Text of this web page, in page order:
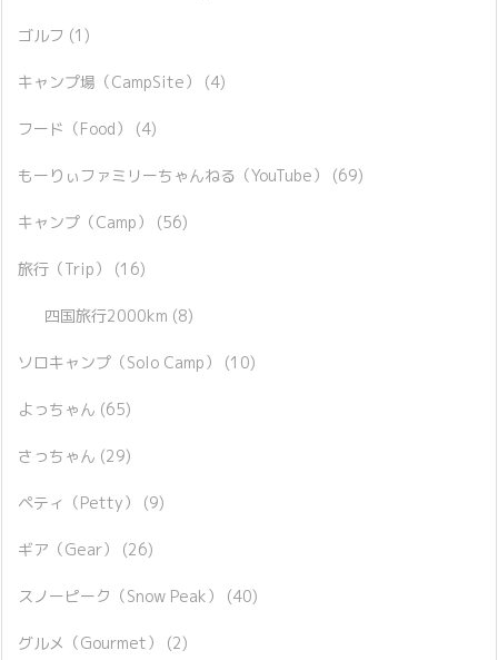
ゴルフ (1)
キャンプ場（CampSite） (4)
フード（Food） (4)
もーりぃファミリーちゃんねる（YouTube） (69)
キャンプ（Camp） (56)
旅行（Trip） (16)
四国旅行2000km (8)
ソロキャンプ（Solo Camp） (10)
よっちゃん (65)
さっちゃん (29)
ペティ（Petty） (9)
ギア（Gear） (26)
スノーピーク（Snow Peak） (40)
グルメ（Gourmet） (2)